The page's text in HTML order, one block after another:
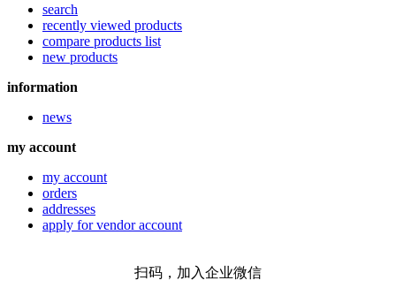
search
recently viewed products
compare products list
new products
information
news
my account
my account
orders
addresses
apply for vendor account
扫码，加入企业微信